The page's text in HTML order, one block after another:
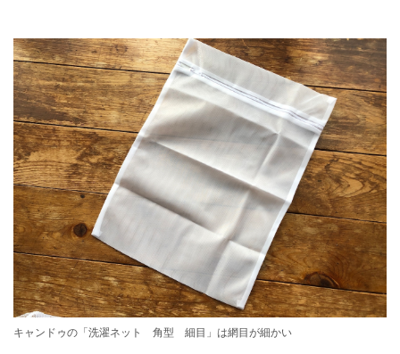
キャンドゥの「洗濯ネット 角型 細目」は網目が細かい